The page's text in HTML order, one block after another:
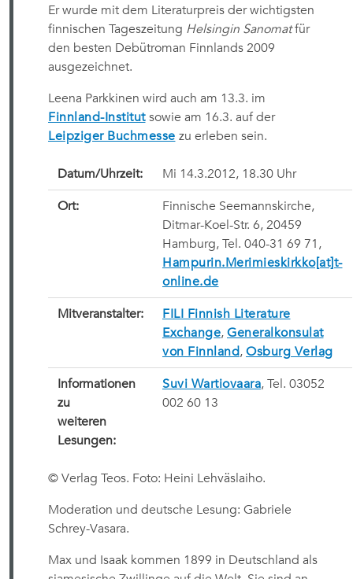
Er wurde mit dem Literaturpreis der wichtigsten
finnischen Tageszeitung Helsingin Sanomatfür
den besten Debütroman Finnlands 2009
ausgezeichnet.
Leena Parkkinen wird auch am 13.3. im
Finnland-Institutsowie am 16.3. auf der
Leipziger Buchmesse zu erleben sein.
Datum/Uhrzeit: Mi 14.3.2012, 18.30 Uhr
Ort:
Finnische Seemannskirche,
Ditmar-Koel-Str. 6, 20459
Hamburg, Tel. 040-31 69 71,
Hampurin.Merimieskirkko[at]t-
online.de
Mitveranstalter:
FILI Finnish Literature
Exchange, Generalkonsulat
von Finnland, Osburg Verlag
Informationen
zu
weiteren
Lesungen:
Suvi Wartiovaara, Tel. 03052
002 60 13
© Verlag Teos. Foto: Heini Lehväslaiho.
Moderation und deutsche Lesung: Gabriele
Schrey-Vasara.
Max und Isaak kommen 1899 in Deutschland als